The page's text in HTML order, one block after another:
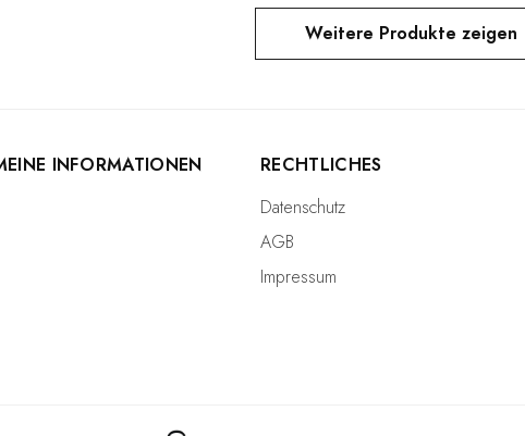
Weitere Produkte zeigen
INFORMATIONEN
RECHTLICHES
Datenschutz
AGB
Impressum